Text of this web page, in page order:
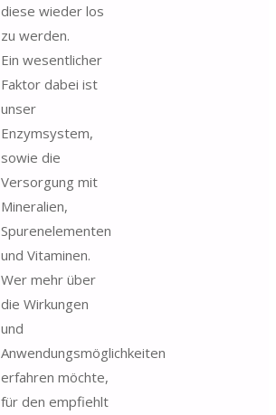
diese wieder los
zu werden.
Ein wesentlicher
Faktor dabei ist
unser
Enzymsystem,
sowie die
Versorgung mit
Mineralien,
Spurenelementen
und Vitaminen.
Wer mehr über
die Wirkungen
und
Anwendungsmöglichkeiten
erfahren möchte,
für den empfiehlt